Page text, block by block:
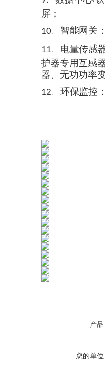
屏；
10. 智能网关
11.
电量传感
护器专用互感
器、无功功率
12. 环保监控
产品
您的单位